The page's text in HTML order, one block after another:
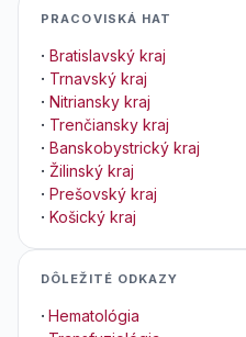
PRACOVISKÁ HAT
· Bratislavský kraj
· Trnavský kraj
· Nitriansky kraj
· Trenčiansky kraj
· Banskobystrický kraj
· Žilinský kraj
· Prešovský kraj
· Košický kraj
DÔLEŽITÉ ODKAZY
· Hematológia